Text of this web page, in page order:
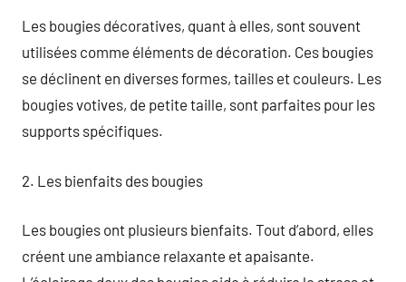
Les bougies décoratives, quant à elles, sont souvent
utilisées comme éléments de décoration. Ces bougies
se déclinent en diverses formes, tailles et couleurs. Les
bougies votives, de petite taille, sont parfaites pour les
supports spécifiques.
2. Les bienfaits des bougies
Les bougies ont plusieurs bienfaits. Tout d’abord, elles
créent une ambiance relaxante et apaisante.